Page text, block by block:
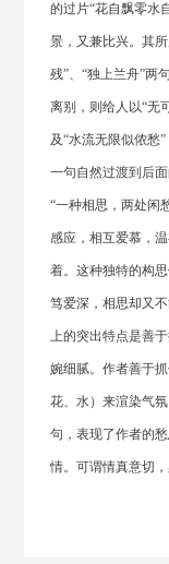
的过片“花自飘零水
景，又兼比兴。其
残”、“独上兰舟”两
离别，则给人以“无
及“水流无限似侬愁
一句自然过渡到后
“一种相思，两处闲
感应，相互爱慕，
着。这种独特的构
笃爱深，相思却又
上的突出特点是善
婉细腻。作者善于
花、水）来渲染气
句，表现了作者的
情。可谓情真意切